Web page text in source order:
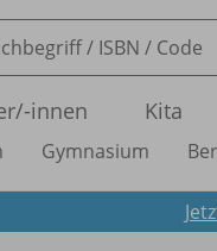
-innen Kita
Gymnasium